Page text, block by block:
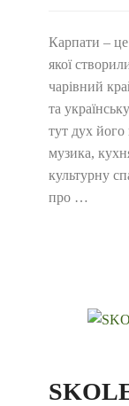
Карпати –
якої
чарівний
та
тут дух
музика,
культурну
про …